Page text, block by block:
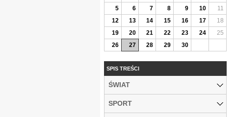
5
6 7 8 9 10
11
12
13 14 15 16 17
18
19
20 21 22 23 24
25
26
27 28 29 30
SPIS TREŚCI
ŚWIAT
SPORT